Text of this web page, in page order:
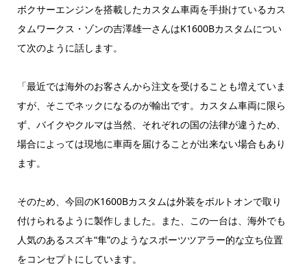
ボクサーエンジンを搭載したカスタム車両を手掛けているカス
タムワークス・ゾンの吉澤雄一さんはK1600Bカスタムについ
て次のように話します。
「最近では海外のお客さんから注文を受けることも増えていま
すが、そこでネックになるのが輸出です。カスタム車両に限ら
ず、バイクやクルマは当然、それぞれの国の法律が違うため、
場合によっては現地に車両を届けることが出来ない場合もあり
ます。
そのため、今回のK1600Bカスタムは外装をボルトオンで取り
付けられるように製作しました。また、この一台は、海外でも
人気のあるスズキ“隼”のようなスポーツツアラー的な立ち位置
をコンセプトにしています。